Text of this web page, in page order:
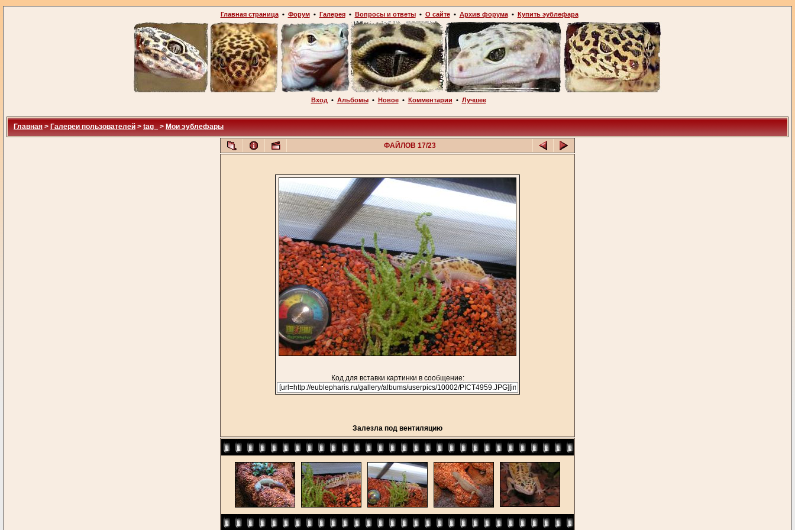
Главная страница• Форум• Галерея• Вопросы и ответы• О сайте• Архив форума• Купить эублефара
Вход • Альбомы• Новое• Комментарии • Лучшее
Главная > Галереи пользователей > tag_ > Мои эублефары
ФАЙЛОВ 17/23
Код для вставки картинки в сообщение:
Залезла под вентиляцию